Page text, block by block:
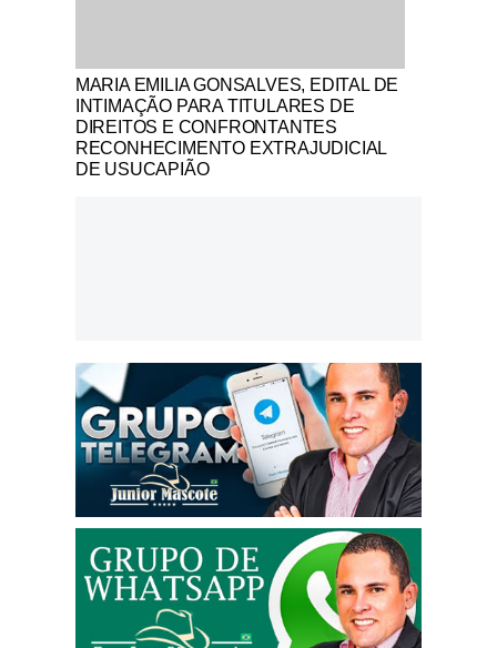
Notícias Católicas
MARIA EMILIA GONSALVES, EDITAL DE
INTIMAÇÃO PARA TITULARES DE
DIREITOS E CONFRONTANTES
RECONHECIMENTO EXTRAJUDICIAL
DE USUCAPIÃO